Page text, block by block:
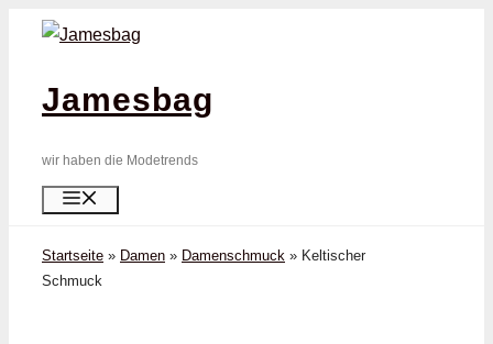
Zum
springenJamesbag
wir haben die Modetrends
Startseite » Damen » Damenschmuck » Keltischer
Schmuck